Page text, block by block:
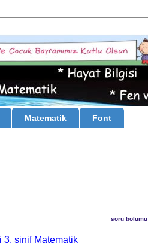
Matematik Font
3. sinif Matematik
soru bolumu